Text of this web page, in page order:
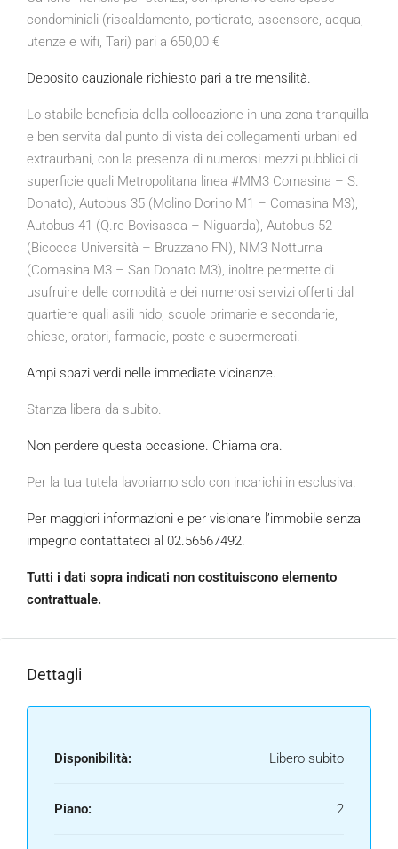
condominiali (riscaldamento, portierato, ascensore, acqua,
utenze e wifi, Tari) pari a 650,00 €
Deposito cauzionale richiesto pari a tre mensilità.
Lo stabile beneficia della collocazione in una zona tranquilla
e ben servita dal punto di vista dei collegamenti urbani ed
extraurbani, con la presenza di numerosi mezzi pubblici di
superficie quali Metropolitana linea #MM3 Comasina – S.
Donato), Autobus 35 (Molino Dorino M1 – Comasina M3),
Autobus 41 (Q.re Bovisasca – Niguarda), Autobus 52
(Bicocca Università – Bruzzano FN), NM3 Notturna
(Comasina M3 – San Donato M3), inoltre permette di
usufruire delle comodità e dei numerosi servizi offerti dal
quartiere quali asili nido, scuole primarie e secondarie,
chiese, oratori, farmacie, poste e supermercati.
Ampi spazi verdi nelle immediate vicinanze.
Stanza libera da subito.
Non perdere questa occasione. Chiama ora.
Per la tua tutela lavoriamo solo con incarichi in esclusiva.
Per maggiori informazioni e per visionare l’immobile senza
impegno contattateci al 02.56567492.
Tutti i dati sopra indicati non costituiscono elemento
contrattuale.
Dettagli
Disponibilità: Libero subito
Piano: 2